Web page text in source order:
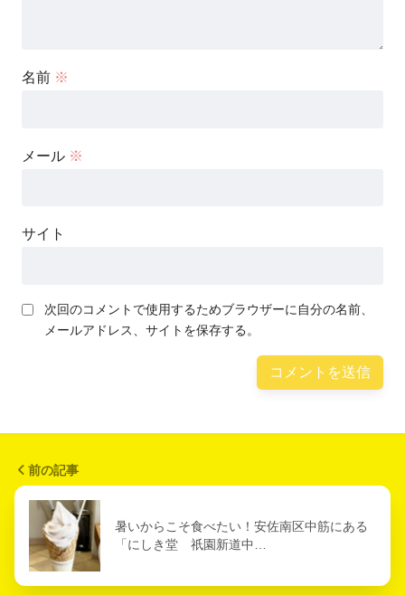
名前 ※
メール ※
サイト
次回のコメントで使用するためブラウザーに自分の名前、
メールアドレス、サイトを保存する。
前の記事
暑いからこそ食べたい！安佐南区中筋にある
「にしき堂 祇園新道中…